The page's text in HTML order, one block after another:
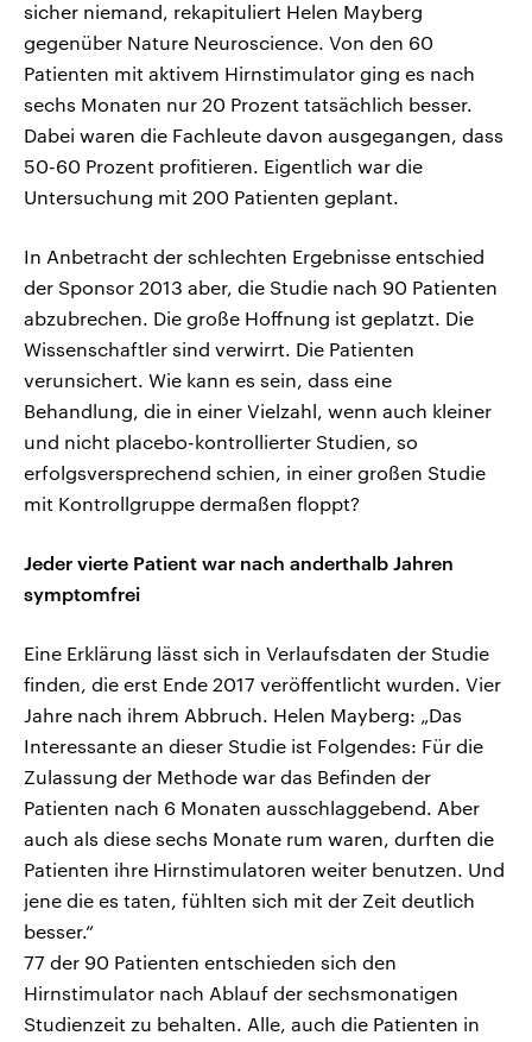
sicher niemand, rekapituliert Helen Mayberg
gegenüber Nature Neuroscience. Von den 60
Patienten mit aktivem Hirnstimulator ging es nach
sechs Monaten nur 20 Prozent tatsächlich besser.
Dabei waren die Fachleute davon ausgegangen, dass
50-60 Prozent profitieren. Eigentlich war die
Untersuchung mit 200 Patienten geplant.
In Anbetracht der schlechten Ergebnisse entschied
der Sponsor 2013 aber, die Studie nach 90 Patienten
abzubrechen. Die große Hoffnung ist geplatzt. Die
Wissenschaftler sind verwirrt. Die Patienten
verunsichert. Wie kann es sein, dass eine
Behandlung, die in einer Vielzahl, wenn auch kleiner
und nicht placebo-kontrollierter Studien, so
erfolgsversprechend schien, in einer großen Studie
mit Kontrollgruppe dermaßen floppt?
Jeder vierte Patient war nach anderthalb Jahren
symptomfrei
Eine Erklärung lässt sich in Verlaufsdaten der Studie
finden, die erst Ende 2017 veröffentlicht wurden. Vier
Jahre nach ihrem Abbruch. Helen Mayberg: „Das
Interessante an dieser Studie ist Folgendes: Für die
Zulassung der Methode war das Befinden der
Patienten nach 6 Monaten ausschlaggebend. Aber
auch als diese sechs Monate rum waren, durften die
Patienten ihre Hirnstimulatoren weiter benutzen. Und
jene die es taten, fühlten sich mit der Zeit deutlich
besser.“
77 der 90 Patienten entschieden sich den
Hirnstimulator nach Ablauf der sechsmonatigen
Studienzeit zu behalten. Alle, auch die Patienten in